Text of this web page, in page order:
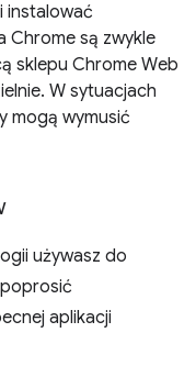
instalować
Chrome są zwykle
sklepu Chrome Web
W sytuacjach
mogą wymusić
używasz do
aplikacji